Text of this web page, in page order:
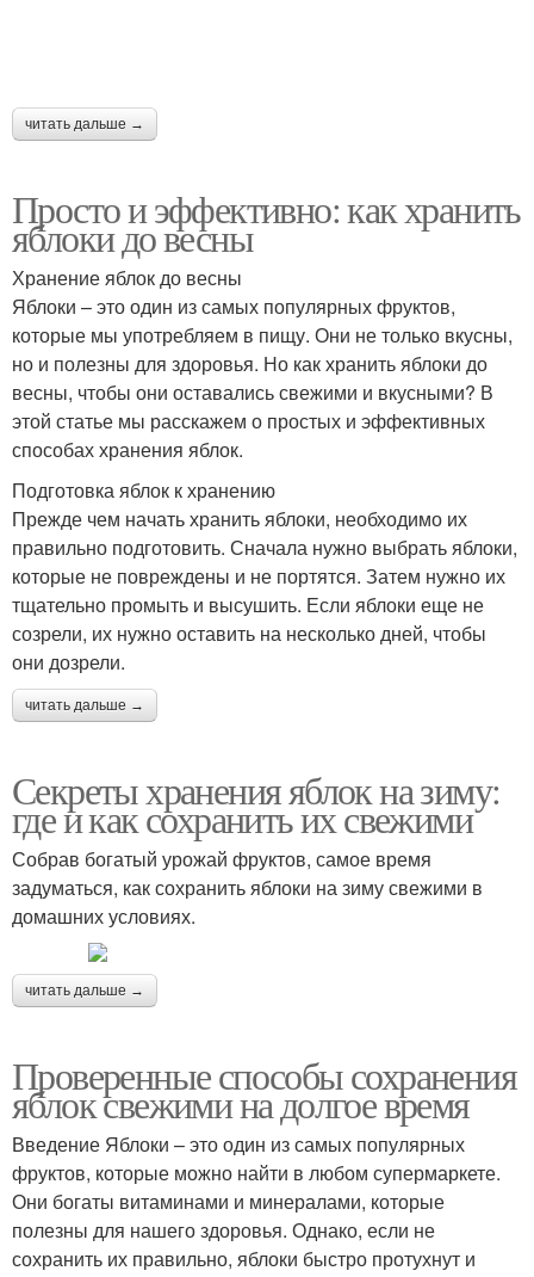
Хранение в прохладном
Яблоки на протяжении
Уход за яблоками Яблоки на сохранность
Температуры для
хранения
Яблоки для зимы
Яблоки за зиму
читать дальше →
Просто и эффективно: как хранить
яблоки до весны
Хранение яблок до весны
Яблоки – это один из самых популярных фруктов,
которые мы употребляем в пищу. Они не только вкусны,
но и полезны для здоровья. Но как хранить яблоки до
весны, чтобы они оставались свежими и вкусными? В
этой статье мы расскажем о простых и эффективных
способах хранения яблок.
Подготовка яблок к хранению
Прежде чем начать хранить яблоки, необходимо их
правильно подготовить. Сначала нужно выбрать яблоки,
которые не повреждены и не портятся. Затем нужно их
тщательно промыть и высушить. Если яблоки еще не
созрели, их нужно оставить на несколько дней, чтобы
они дозрели.
читать дальше →
Секреты хранения яблок на зиму:
где и как сохранить их свежими
Собрав богатый урожай фруктов, самое время
задуматься, как сохранить яблоки на зиму свежими в
домашних условиях.
читать дальше →
Проверенные способы сохранения
яблок свежими на долгое время
Введение Яблоки – это один из самых популярных
фруктов, которые можно найти в любом супермаркете.
Они богаты витаминами и минералами, которые
полезны для нашего здоровья. Однако, если не
сохранить их правильно, яблоки быстро протухнут и